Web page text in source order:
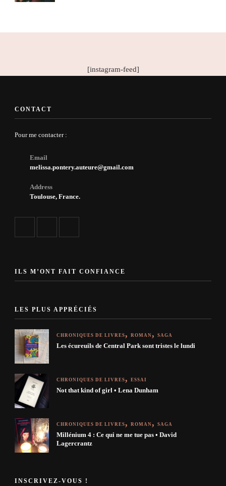
[instagram-feed]
CONTACT
Pour me contacter :
Email
melissa.pontery.auteure@gmail.com
Address
Toulouse, France.
ILS M’ONT FAIT CONFIANCE
LES PLUS APPRÉCIÉS
CHRONIQUES DE LIVRES ROMAN SAGA
Les écureuils de Central Park sont tristes le lundi
CHRONIQUES DE LIVRES ESSAI
Not that kind of girl • Lena Dunham
CHRONIQUES DE LIVRES ROMAN SAGA
Millénium 4 : Ce qui ne me tue pas • David
Lagercrantz
INSCRIVEZ-VOUS !